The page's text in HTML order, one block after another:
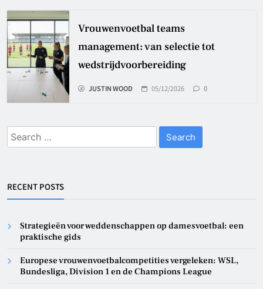
Vrouwenvoetbal teams
management: van selectie tot
wedstrijdvoorbereiding
JUSTIN WOOD 05/12/2026 0
Search
for:
RECENT POSTS
Strategieën voor weddenschappen op damesvoetbal: een
praktische gids
Europese vrouwenvoetbalcompetities vergeleken: WSL,
Bundesliga, Division 1 en de Champions League